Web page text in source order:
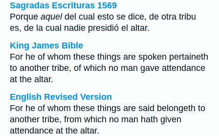
Sagradas Escrituras 1569
Porque aqueldel cual esto se dice, de otra tribu
es, de la cual nadie presidió el altar.
King James Bible
For he of whom these things are spoken pertaineth
to another tribe, of which no man gave attendance
at the altar.
English Revised Version
For he of whom these things are said belongeth to
another tribe, from which no man hath given
attendance at the altar.